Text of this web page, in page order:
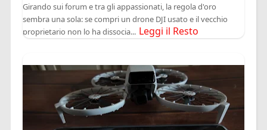
Girando sui forum e tra gli appassionati, la regola d'oro
sembra una sola: se compri un drone DJI usato e il vecchio
proprietario non lo ha dissocia... Leggi il Resto